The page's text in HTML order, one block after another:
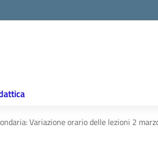
Variazione orario delle lezioni 2